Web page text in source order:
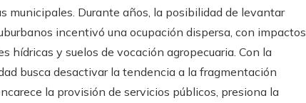
municipales. Durante años, la posibilidad de levantar
incentivó una ocupación dispersa, con impactos
hídricas y suelos de vocación agropecuaria. Con la
busca desactivar la tendencia a la fragmentación
la provisión de servicios públicos, presiona la